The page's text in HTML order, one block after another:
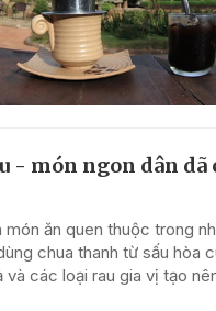
- món ngon dân dã
món ăn quen thuộc trong
chua thanh từ sấu hòa
và các loại rau gia vị tạo